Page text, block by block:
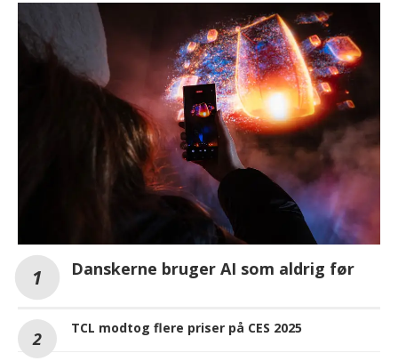
Danskerne bruger AI som aldrig før
TCL modtog flere priser på CES 2025